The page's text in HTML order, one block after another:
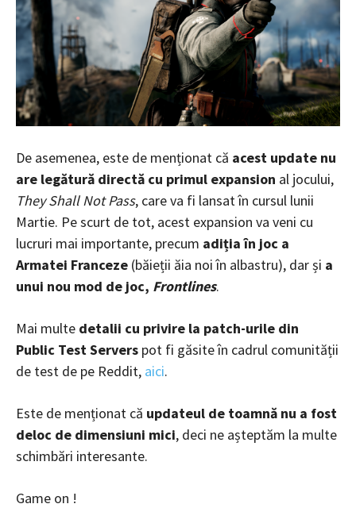
De asemenea, este de menționat că acest update nu
are legătură directă cu primul expansion al jocului,
They Shall Not Pass, care va fi lansat în cursul lunii
Martie. Pe scurt de tot, acest expansion va veni cu
lucruri mai importante, precum adiția în joc a
Armatei Franceze (băieții ăia noi în albastru), dar și a
unui nou mod de joc, Frontlines.
Mai multe detalii cu privire la patch-urile din
Public Test Servers pot fi găsite în cadrul comunității
de test de pe Reddit, aici.
Este de menționat că updateul de toamnă nu a fost
deloc de dimensiuni mici, deci ne așteptăm la multe
schimbări interesante.
Game on !